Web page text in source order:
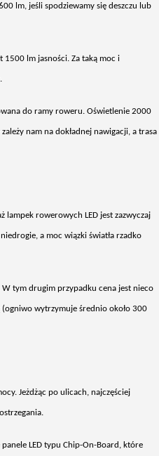
lm, jeśli spodziewamy się deszczu lub
1500 lm jasności. Za taką moc i
do ramy roweru. Oświetlenie 2000
ży nam na dokładnej nawigacji, a trasa
lampek rowerowych LED jest zazwyczaj
a moc wiązki światła rzadko
W tym drugim przypadku cena jest nieco
wytrzymuje średnio około 300
Jeżdżąc po ulicach, najczęściej
LED typu Chip-On-Board, które